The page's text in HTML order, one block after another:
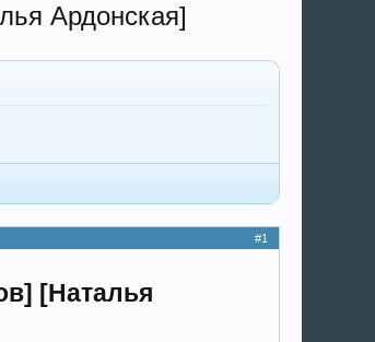
Ардонская]
#1
[Наталья